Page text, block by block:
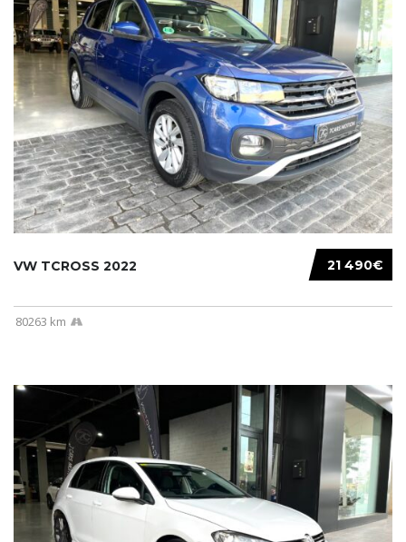
21 490€
VW TCROSS 2022
80263 km